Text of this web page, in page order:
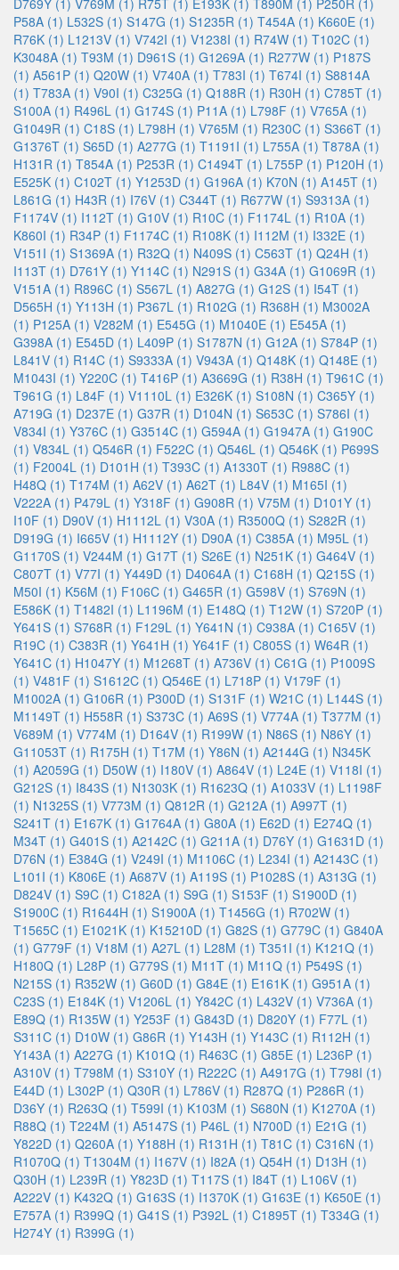
D769Y (1) V769M (1) R75T (1) E193K (1) T890M (1) P250R (1)
P58A (1) L532S (1) S147G (1) S1235R (1) T454A (1) K660E (1)
R76K (1) L1213V (1) V742I (1) V1238I (1) R74W (1) T102C (1)
K3048A (1) T93M (1) D961S (1) G1269A (1) R277W (1) P187S
(1) A561P (1) Q20W (1) V740A (1) T783I (1) T674I (1) S8814A
(1) T783A (1) V90I (1) C325G (1) Q188R (1) R30H (1) C785T (1)
S100A (1) R496L (1) G174S (1) P11A (1) L798F (1) V765A (1)
G1049R (1) C18S (1) L798H (1) V765M (1) R230C (1) S366T (1)
G1376T (1) S65D (1) A277G (1) T1191I (1) L755A (1) T878A (1)
H131R (1) T854A (1) P253R (1) C1494T (1) L755P (1) P120H (1)
E525K (1) C102T (1) Y1253D (1) G196A (1) K70N (1) A145T (1)
L861G (1) H43R (1) I76V (1) C344T (1) R677W (1) S9313A (1)
F1174V (1) I112T (1) G10V (1) R10C (1) F1174L (1) R10A (1)
K860I (1) R34P (1) F1174C (1) R108K (1) I112M (1) I332E (1)
V151I (1) S1369A (1) R32Q (1) N409S (1) C563T (1) Q24H (1)
I113T (1) D761Y (1) Y114C (1) N291S (1) G34A (1) G1069R (1)
V151A (1) R896C (1) S567L (1) A827G (1) G12S (1) I54T (1)
D565H (1) Y113H (1) P367L (1) R102G (1) R368H (1) M3002A
(1) P125A (1) V282M (1) E545G (1) M1040E (1) E545A (1)
G398A (1) E545D (1) L409P (1) S1787N (1) G12A (1) S784P (1)
L841V (1) R14C (1) S9333A (1) V943A (1) Q148K (1) Q148E (1)
M1043I (1) Y220C (1) T416P (1) A3669G (1) R38H (1) T961C (1)
T961G (1) L84F (1) V1110L (1) E326K (1) S108N (1) C365Y (1)
A719G (1) D237E (1) G37R (1) D104N (1) S653C (1) S786I (1)
V834I (1) Y376C (1) G3514C (1) G594A (1) G1947A (1) G190C
(1) V834L (1) Q546R (1) F522C (1) Q546L (1) Q546K (1) P699S
(1) F2004L (1) D101H (1) T393C (1) A1330T (1) R988C (1)
H48Q (1) T174M (1) A62V (1) A62T (1) L84V (1) M165I (1)
V222A (1) P479L (1) Y318F (1) G908R (1) V75M (1) D101Y (1)
I10F (1) D90V (1) H1112L (1) V30A (1) R3500Q (1) S282R (1)
D919G (1) I665V (1) H1112Y (1) D90A (1) C385A (1) M95L (1)
G1170S (1) V244M (1) G17T (1) S26E (1) N251K (1) G464V (1)
C807T (1) V77I (1) Y449D (1) D4064A (1) C168H (1) Q215S (1)
M50I (1) K56M (1) F106C (1) G465R (1) G598V (1) S769N (1)
E586K (1) T1482I (1) L1196M (1) E148Q (1) T12W (1) S720P (1)
Y641S (1) S768R (1) F129L (1) Y641N (1) C938A (1) C165V (1)
R19C (1) C383R (1) Y641H (1) Y641F (1) C805S (1) W64R (1)
Y641C (1) H1047Y (1) M1268T (1) A736V (1) C61G (1) P1009S
(1) V481F (1) S1612C (1) Q546E (1) L718P (1) V179F (1)
M1002A (1) G106R (1) P300D (1) S131F (1) W21C (1) L144S (1)
M1149T (1) H558R (1) S373C (1) A69S (1) V774A (1) T377M (1)
V689M (1) V774M (1) D164V (1) R199W (1) N86S (1) N86Y (1)
G11053T (1) R175H (1) T17M (1) Y86N (1) A2144G (1) N345K
(1) A2059G (1) D50W (1) I180V (1) A864V (1) L24E (1) V118I (1)
G212S (1) I843S (1) N1303K (1) R1623Q (1) A1033V (1) L1198F
(1) N1325S (1) V773M (1) Q812R (1) G212A (1) A997T (1)
S241T (1) E167K (1) G1764A (1) G80A (1) E62D (1) E274Q (1)
M34T (1) G401S (1) A2142C (1) G211A (1) D76Y (1) G1631D (1)
D76N (1) E384G (1) V249I (1) M1106C (1) L234I (1) A2143C (1)
L101I (1) K806E (1) A687V (1) A119S (1) P1028S (1) A313G (1)
D824V (1) S9C (1) C182A (1) S9G (1) S153F (1) S1900D (1)
S1900C (1) R1644H (1) S1900A (1) T1456G (1) R702W (1)
T1565C (1) E1021K (1) K15210D (1) G82S (1) G779C (1) G840A
(1) G779F (1) V18M (1) A27L (1) L28M (1) T351I (1) K121Q (1)
H180Q (1) L28P (1) G779S (1) M11T (1) M11Q (1) P549S (1)
N215S (1) R352W (1) G60D (1) G84E (1) E161K (1) G951A (1)
C23S (1) E184K (1) V1206L (1) Y842C (1) L432V (1) V736A (1)
E89Q (1) R135W (1) Y253F (1) G843D (1) D820Y (1) F77L (1)
S311C (1) D10W (1) G86R (1) Y143H (1) Y143C (1) R112H (1)
Y143A (1) A227G (1) K101Q (1) R463C (1) G85E (1) L236P (1)
A310V (1) T798M (1) S310Y (1) R222C (1) A4917G (1) T798I (1)
E44D (1) L302P (1) Q30R (1) L786V (1) R287Q (1) P286R (1)
D36Y (1) R263Q (1) T599I (1) K103M (1) S680N (1) K1270A (1)
R88Q (1) T224M (1) A5147S (1) P46L (1) N700D (1) E21G (1)
Y822D (1) Q260A (1) Y188H (1) R131H (1) T81C (1) C316N (1)
R1070Q (1) T1304M (1) I167V (1) I82A (1) Q54H (1) D13H (1)
Q30H (1) L239R (1) Y823D (1) T117S (1) I84T (1) L106V (1)
A222V (1) K432Q (1) G163S (1) I1370K (1) G163E (1) K650E (1)
E757A (1) R399Q (1) G41S (1) P392L (1) C1895T (1) T334G (1)
H274Y (1) R399G (1)